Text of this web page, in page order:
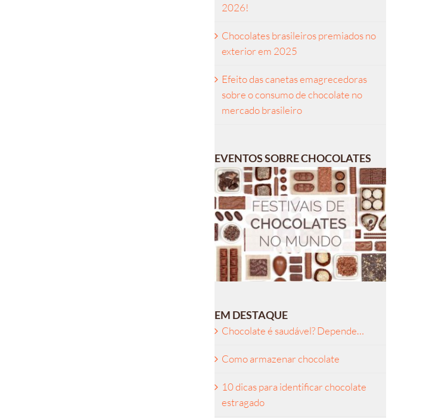
2026!
Chocolates brasileiros premiados no
exterior em 2025
Efeito das canetas emagrecedoras
sobre o consumo de chocolate no
mercado brasileiro
EVENTOS SOBRE CHOCOLATES
EM DESTAQUE
Chocolate é saudável? Depende…
Como armazenar chocolate
10 dicas para identificar chocolate
estragado